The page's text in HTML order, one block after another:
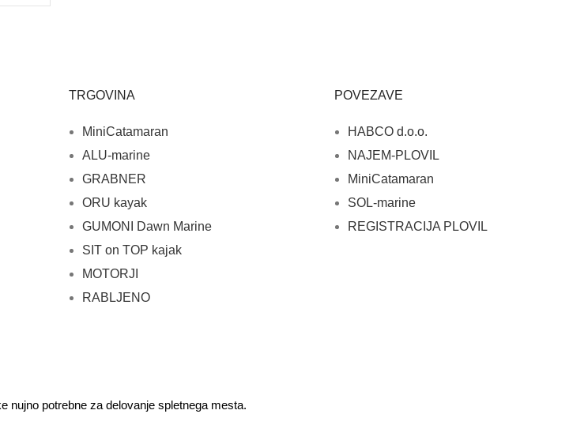
TRGOVINA
MiniCatamaran
ALU-marine
GRABNER
ORU kayak
GUMONI Dawn Marine
SIT on TOP kajak
MOTORJI
RABLJENO
POVEZAVE
HABCO d.o.o.
NAJEM-PLOVIL
MiniCatamaran
SOL-marine
REGISTRACIJA PLOVIL
nujno potrebne za delovanje spletnega mesta.